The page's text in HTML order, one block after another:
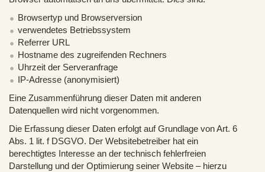
Browsertyp und Browserversion
verwendetes Betriebssystem
Referrer URL
Hostname des zugreifenden Rechners
Uhrzeit der Serveranfrage
IP-Adresse (anonymisiert)
Eine Zusammenführung dieser Daten mit anderen
Datenquellen wird nicht vorgenommen.
Die Erfassung dieser Daten erfolgt auf Grundlage von Art. 6
Abs. 1 lit. f DSGVO. Der Websitebetreiber hat ein
berechtigtes Interesse an der technisch fehlerfreien
Darstellung und der Optimierung seiner Website – hierzu